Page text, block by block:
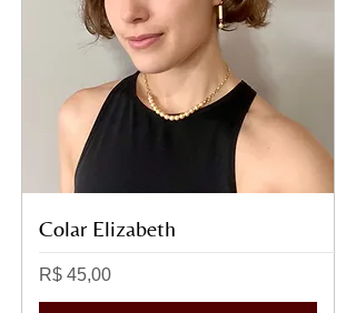
Colar Elizabeth
Preço
R$ 45,00